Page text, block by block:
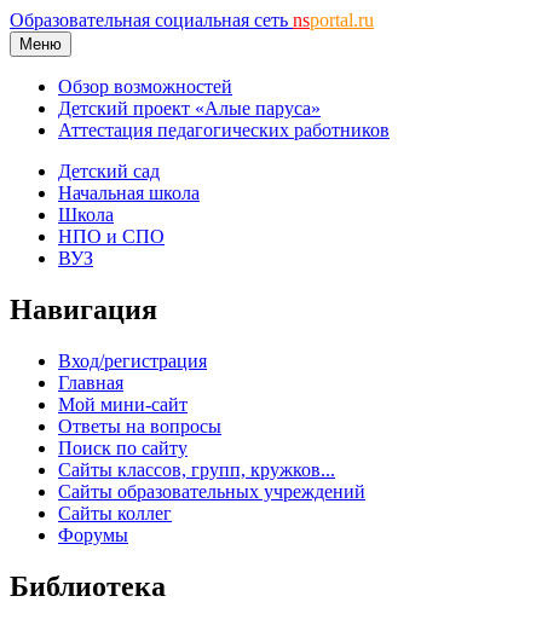
Образовательная социальная сеть nsportal.ru
Меню
Обзор возможностей
Детский проект «Алые паруса»
Аттестация педагогических работников
Детский сад
Начальная школа
Школа
НПО и СПО
ВУЗ
Навигация
Вход/регистрация
Главная
Мой мини-сайт
Ответы на вопросы
Поиск по сайту
Сайты классов, групп, кружков...
Сайты образовательных учреждений
Сайты коллег
Форумы
Библиотека